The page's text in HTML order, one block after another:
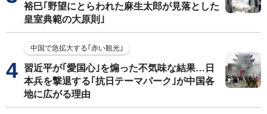
裕巳｢野望にとらわれた麻生太郎が見落とした
皇室典範の大原則｣
中国で急拡大する｢赤い観光｣
習近平が｢愛国心｣を煽った不気味な結果…日
本兵を撃退する｢抗日テーマパーク｣が中国各
地に広がる理由